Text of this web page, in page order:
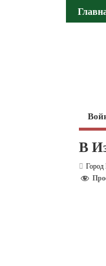
В